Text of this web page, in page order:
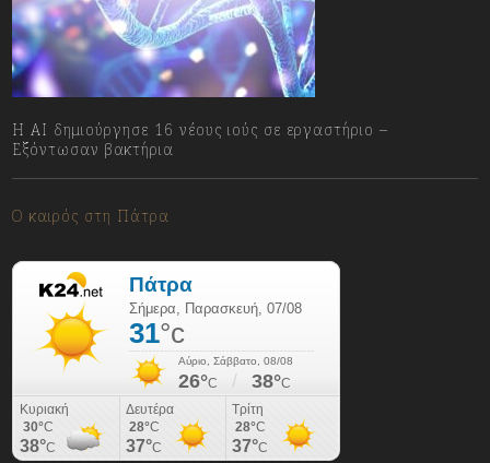
H AI δημιούργησε 16 νέους ιούς σε εργαστήριο –
Εξόντωσαν βακτήρια
Ο καιρός στη Πάτρα